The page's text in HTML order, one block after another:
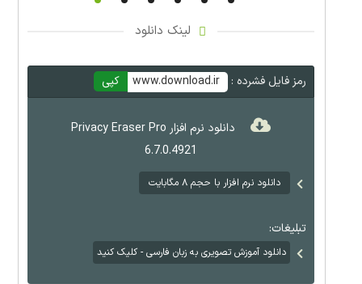
لینک دانلود
رمز فایل فشرده : www.download.ir کپی
دانلود نرم افزار Privacy Eraser Pro
6.7.0.4921
دانلود نرم افزار با حجم ۸ مگابایت
تبلیغات:
دانلود آموزش تصویری به زبان فارسی - کلیک کنید